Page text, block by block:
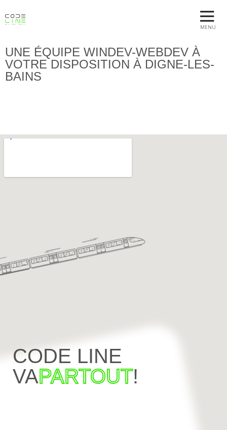
MENU
UNE ÉQUIPE WINDEV-WEBDEV À
VOTRE DISPOSITION À DIGNE-LES-
BAINS
CODE LINE
VAPARTOUT!